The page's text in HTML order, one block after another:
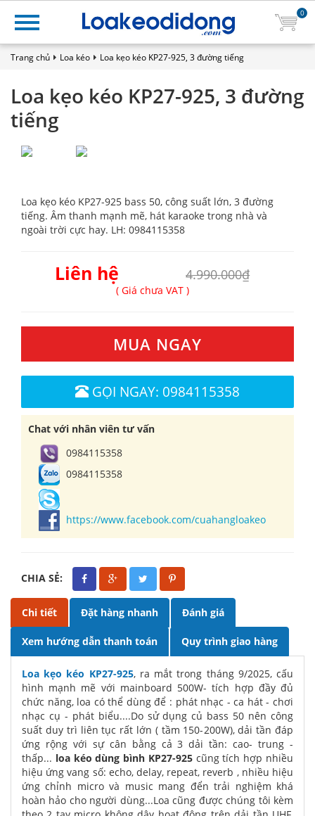
0
Trang chủ Loa kéo Loa kẹo kéo KP27-925, 3 đường tiếng
Loa kẹo kéo KP27-925, 3 đường
tiếng
Loa kẹo kéo KP27-925 bass 50, công suất lớn, 3 đường
tiếng. Âm thanh mạnh mẽ, hát karaoke trong nhà và
ngoài trời cực hay. LH: 0984115358
Liên hệ 4.990.000₫
( Giá chưa VAT )
MUA NGAY
GỌI NGAY: 0984115358
Chat với nhân viên tư vấn
0984115358
0984115358
https://www.facebook.com/cuahangloakeo
CHIA SẺ:
Chi tiết Đặt hàng nhanh Đánh giá
Xem hướng dẫn thanh toán Quy trình giao hàng
Loa kẹo kéo KP27-925, ra mắt trong tháng 9/2025, cấu
hình mạnh mẽ với mainboard 500W- tích hợp đầy đủ
chức năng, loa có thể dùng để : phát nhạc - ca hát - chơi
nhạc cụ - phát biểu....Do sử dụng củ bass 50 nên công
suất duy trì liên tục rất lớn ( tầm 150-200W), dải tần đáp
ứng rộng với sự cân bằng cả 3 dải tần: cao- trung -
thấp... loa kéo dùng bình KP27-925cũng tích hợp nhiều
hiệu ứng vang số: echo, delay, repeat, reverb , nhiều hiệu
ứng chỉnh micro và music mang đển trải nghiệm khá
hoàn hảo cho người dùng...Loa cũng được chúng tôi kèm